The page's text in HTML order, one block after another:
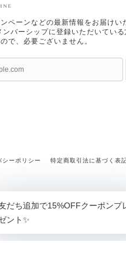
ペーンなどの最新情報をお届けい
ンバーシップに登録いただいてい
で、必要ございません。
シーポリシー 特定商取引法に基づく表
©ヒャクノエム【公式オンラインストア】